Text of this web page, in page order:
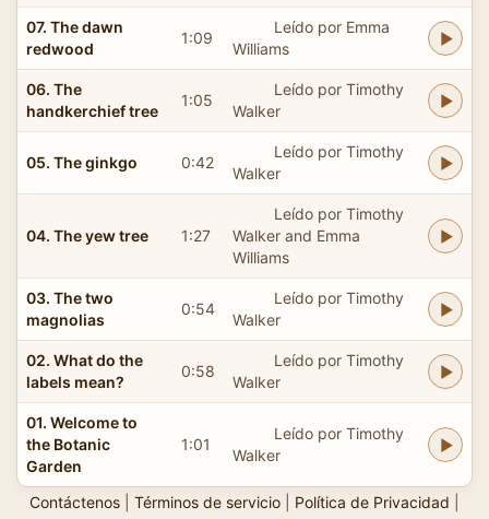
07. The dawn
redwood
1:09
Leído por Emma
Williams
06. The
handkerchief tree
1:05
Leído por Timothy
Walker
05. The ginkgo 0:42
Leído por Timothy
Walker
04. The yew tree 1:27
Leído por Timothy
Walker and Emma
Williams
03. The two
magnolias
0:54
Leído por Timothy
Walker
02. What do the
labels mean?
0:58
Leído por Timothy
Walker
01. Welcome to
the Botanic
Garden
1:01
Leído por Timothy
Walker
Contáctenos Términos de servicio Política de Privacidad